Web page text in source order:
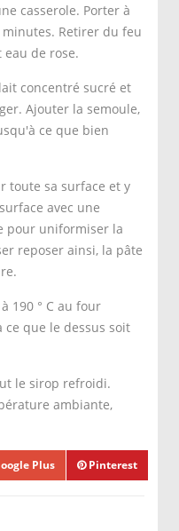
casserole. Porter à
Retirer du feu
de rose.
concentré sucré et
Ajouter la semoule,
ce que bien
toute sa surface et y
avec une
pour uniformiser la
reposer ainsi, la pâte
190 ° C au four
que le dessus soit
le sirop refroidi.
ambiante,
Plus Pinterest